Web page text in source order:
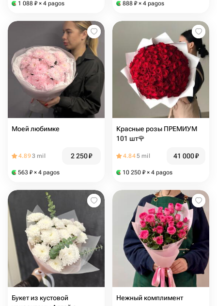
1 088 ₽ × 4 pagos 888 ₽ × 4 pagos
Моей любимке
4.893 mil 2 250₽
563 ₽ × 4 pagos
Красные розы ПРЕМИУМ
101 шт🌹
4.845 mil 41 000₽
10 250 ₽ × 4 pagos
Букет из кустовой
Нежный комплимент